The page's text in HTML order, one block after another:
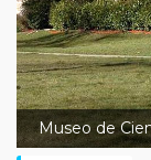
Museo de